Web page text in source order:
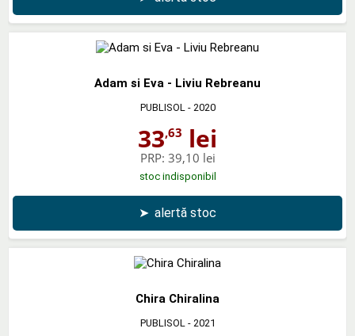
Adam si Eva - Liviu Rebreanu
PUBLISOL - 2020
33,63 lei
PRP: 39,10 lei
stoc indisponibil
➤ alertă stoc
Chira Chiralina
PUBLISOL - 2021